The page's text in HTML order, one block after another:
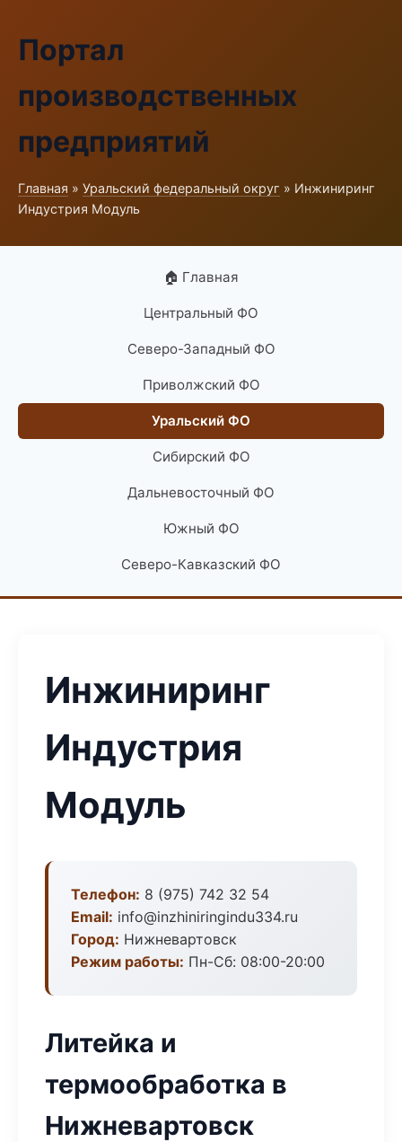
Портал
производственных
предприятий
Главная » Уральский федеральный округ » Инжиниринг
Индустрия Модуль
🏠 Главная
Центральный ФО
Северо-Западный ФО
Приволжский ФО
Уральский ФО
Сибирский ФО
Дальневосточный ФО
Южный ФО
Северо-Кавказский ФО
Инжиниринг
Индустрия
Модуль
Телефон: 8 (975) 742 32 54
Email: info@inzhiniringindu334.ru
Город: Нижневартовск
Режим работы: Пн-Сб: 08:00-20:00
Литейка и
термообработка в
Нижневартовск